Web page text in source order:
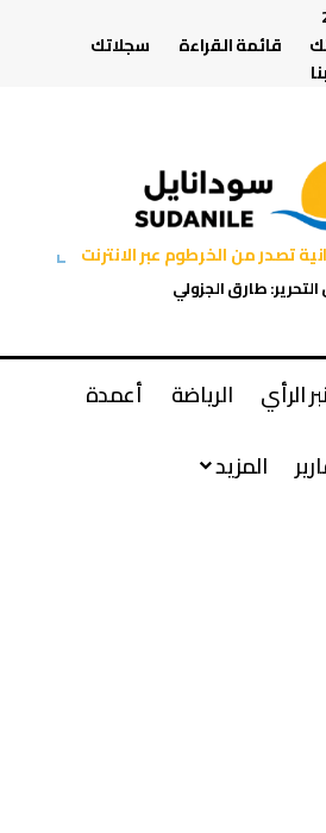
قائمة القراءة
سجلاتك
تصدر من الخرطوم عبر الانترنت
طارق الجزولي
الرأي الرياضة
أعمدة
المزيد